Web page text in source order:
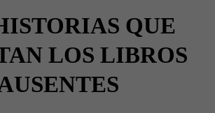
QUE
LOS LIBROS